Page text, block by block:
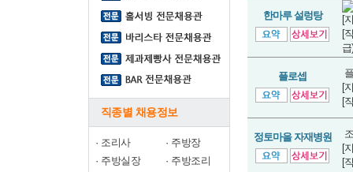
직종별 채용정보
· 조리사 · 주방장
· 주방실장 · 주방조리
한마루 설렁탕
[
[
급)
플로셉
[
[
정토마을 자재병원
[
[